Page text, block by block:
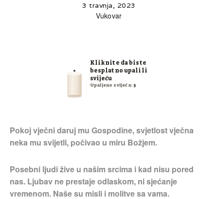
3 travnja, 2023
Vukovar
Kliknite da biste
besplatno upalili
svijeću
Upaljeno svijeća: 5
Pokoj vječni daruj mu Gospodine, svjetlost vječna
neka mu svijetli, počivao u miru Božjem.
Posebni ljudi žive u našim srcima i kad nisu pored
nas. Ljubav ne prestaje odlaskom, ni sjećanje
vremenom. Naše su misli i molitve sa vama.